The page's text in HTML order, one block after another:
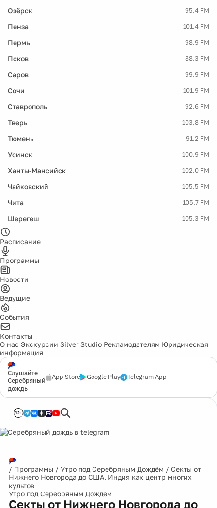
Озёрск 95.4 FM
Пенза 101.4 FM
Пермь 98.9 FM
Псков 88.3 FM
Саров 99.9 FM
Сочи 101.9 FM
Ставрополь 92.6 FM
Тверь 103.8 FM
Тюмень 91.2 FM
Усинск 100.9 FM
Ханты-Мансийск 102.0 FM
Чайковский 105.5 FM
Чита 105.7 FM
Шерегеш 105.3 FM
Расписание
Программы
Новости
Ведущие
События
Контакты
О нас Экскурсии Silver Studio Рекламодателям Юридическая
информация
Слушайте
Серебряный
дождь
App Store Google Play Telegram App
12+
/ Программы / Утро под Серебряным Дождём / Секты от
Нижнего Новгорода до США. Индия как центр многих
культов
Утро под Серебряным Дождём
Секты от Нижнего Новгорода до